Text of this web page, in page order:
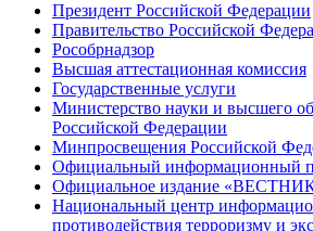
Президент Российской Федерации
Правительство Российской
Рособрнадзор
Высшая аттестационная комиссия
Государственные услуги
Министерство науки и высшего
Российской Федерации
Минпросвещения Российской
Официальный информационный
Официальное издание
Национальный центр
противодействия терроризму и